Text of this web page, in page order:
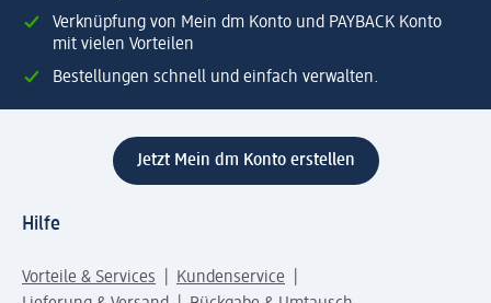
Verknüpfung von Mein dm Konto und PAYBACK Konto
mit vielen Vorteilen
Bestellungen schnell und einfach verwalten.
Jetzt Mein dm Konto erstellen
Hilfe
Vorteile & Services
Kundenservice